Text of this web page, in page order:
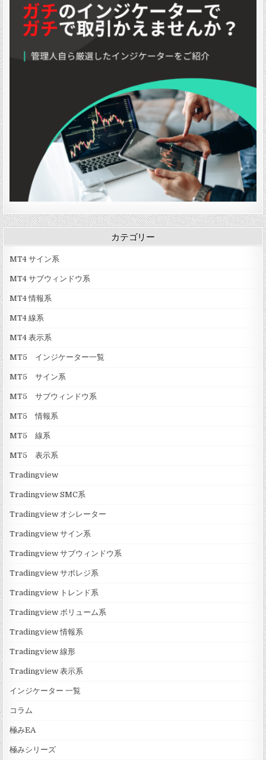
カテゴリー
MT4 サイン系
MT4 サブウィンドウ系
MT4 情報系
MT4 線系
MT4 表示系
MT5 インジケーター一覧
MT5 サイン系
MT5 サブウィンドウ系
MT5 情報系
MT5 線系
MT5 表示系
Tradingview
Tradingview SMC系
Tradingview オシレーター
Tradingview サイン系
Tradingview サブウィンドウ系
Tradingview サポレジ系
Tradingview トレンド系
Tradingview ボリューム系
Tradingview 情報系
Tradingview 線形
Tradingview 表示系
インジケーター 一覧
コラム
極みEA
極みシリーズ